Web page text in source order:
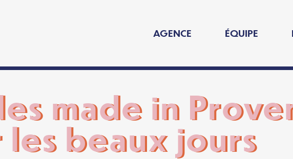
AGENCE ÉQUIPE
made in
beaux jours